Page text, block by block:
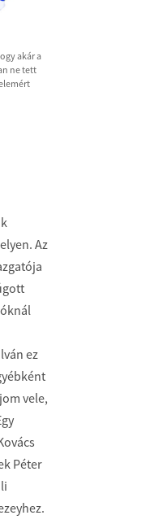
akár a
ne tett
Az
ez
vele,
Péter